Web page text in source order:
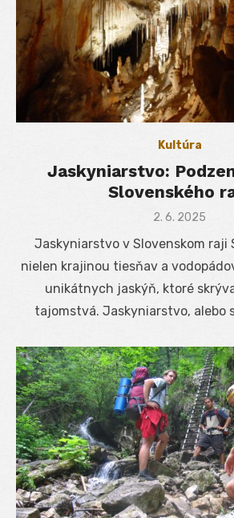
Kultúra
Jaskyniarstvo:
Slovenského
Posted
2. 6. 2025
Jaskyniarstvo v Slovenskom raji
nielen krajinou tiesňav a
unikátnych jaskýň, ktoré
tajomstvá. Jaskyniarstvo, alebo